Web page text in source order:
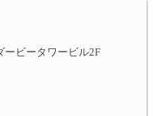
ービータワービル2F